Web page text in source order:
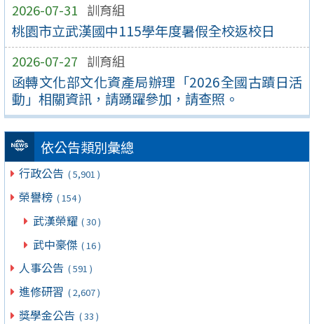
2026-07-31 訓育組
桃園市立武漢國中115學年度暑假全校返校日
2026-07-27 訓育組
函轉文化部文化資產局辦理「2026全國古蹟日活
動」相關資訊，請踴躍參加，請查照。
依公告類別彙總
行政公告 ( 5,901 )
榮譽榜 ( 154 )
武漢榮耀 ( 30 )
武中豪傑 ( 16 )
人事公告 ( 591 )
進修研習 ( 2,607 )
獎學金公告 ( 33 )